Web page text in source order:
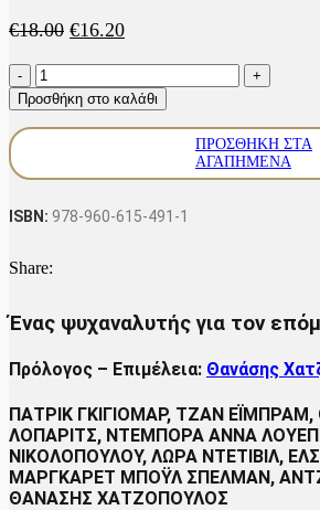
€18.00 Original
€18.00.
€16.20Η
είναι:
€16.20.
Ντόναλντ
Γ.
Γουίνικοτ
ποσότητα
Προσθήκη στο καλάθι
ΠΡΟΣΘΉΚΗ ΣΤΑ
ΑΓΑΠΗΜΈΝΑ
ISBN: 978-960-615-491-1
Share:
Ένας ψυχαναλυτής για τον
Πρόλογος – Επιμέλεια: Θανάσης
ΠΑΤΡΙΚ ΓΚΙΓΙΟΜΑΡ, ΤΖΑΝ
ΛΟΠΑΡΙΤΣ, ΝΤΕΜΠΟΡΑ ΑΝΝΑ
ΝΙΚΟΛΟΠΟΥΛΟΥ, ΛΩΡΑ ΝΤΕΤΙΒΙΛ,
ΜΑΡΓΚΑΡΕΤ ΜΠΟΫΛ ΣΠΕΛΜΑΝ,
ΘΑΝΑΣΗΣ ΧΑΤΖΟΠΟΥΛΟΣ